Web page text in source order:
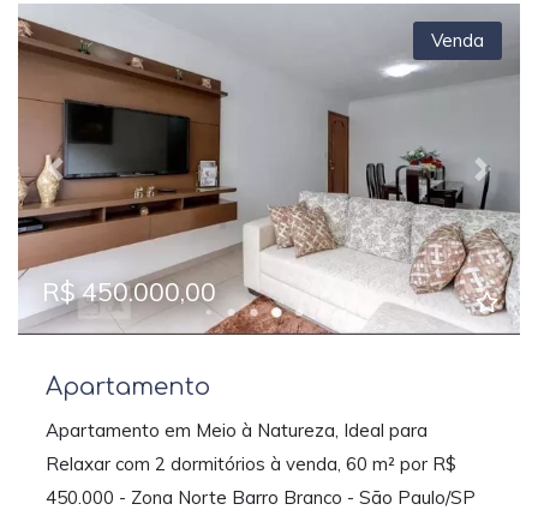
Previous Next
Venda
R$ 450.000,00
Apartamento
Apartamento em Meio à Natureza, Ideal para
Relaxar com 2 dormitórios à venda, 60 m² por R$
450.000 - Zona Norte Barro Branco - São Paulo/SP